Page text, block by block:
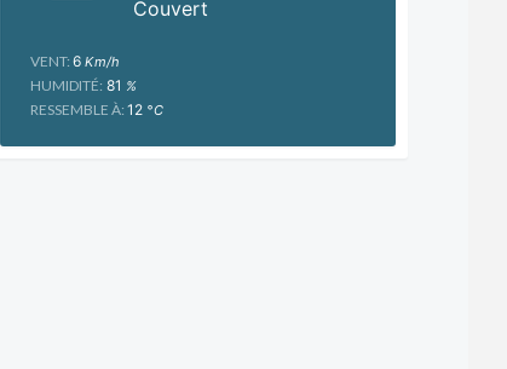
Couvert
VENT: 6Km/h
HUMIDITÉ: 81 %
RESSEMBLE À: 12°C